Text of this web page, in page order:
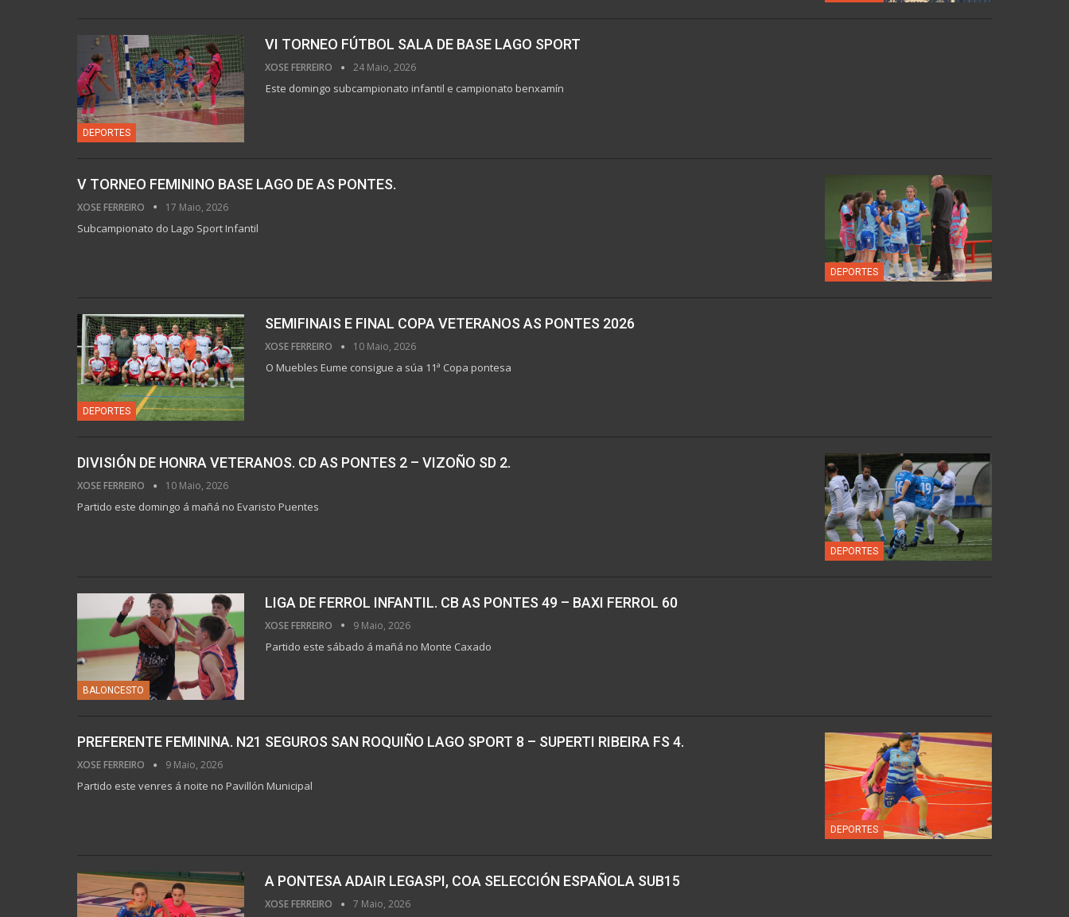
DEPORTES
VI TORNEO FÚTBOL SALA DE BASE LAGO SPORT
XOSE FERREIRO 24 Maio, 2026
Este domingo subcampionato infantil e campionato benxamín
DEPORTES
V TORNEO FEMININO BASE LAGO DE AS PONTES.
XOSE FERREIRO 17 Maio, 2026
Subcampionato do Lago Sport Infantil
DEPORTES
SEMIFINAIS E FINAL COPA VETERANOS AS PONTES 2026
XOSE FERREIRO 10 Maio, 2026
O Muebles Eume consigue a súa 11ª Copa pontesa
DEPORTES
DIVISIÓN DE HONRA VETERANOS. CD AS PONTES 2 – VIZOÑO SD 2.
XOSE FERREIRO 10 Maio, 2026
Partido este domingo á mañá no Evaristo Puentes
BALONCESTO
LIGA DE FERROL INFANTIL. CB AS PONTES 49 – BAXI FERROL 60
XOSE FERREIRO 9 Maio, 2026
Partido este sábado á mañá no Monte Caxado
DEPORTES
PREFERENTE FEMININA. N21 SEGUROS SAN ROQUIÑO LAGO SPORT 8 – SUPERTI RIBEIRA FS 4.
XOSE FERREIRO 9 Maio, 2026
Partido este venres á noite no Pavillón Municipal
A PONTESA ADAIR LEGASPI, COA SELECCIÓN ESPAÑOLA SUB15
XOSE FERREIRO 7 Maio, 2026